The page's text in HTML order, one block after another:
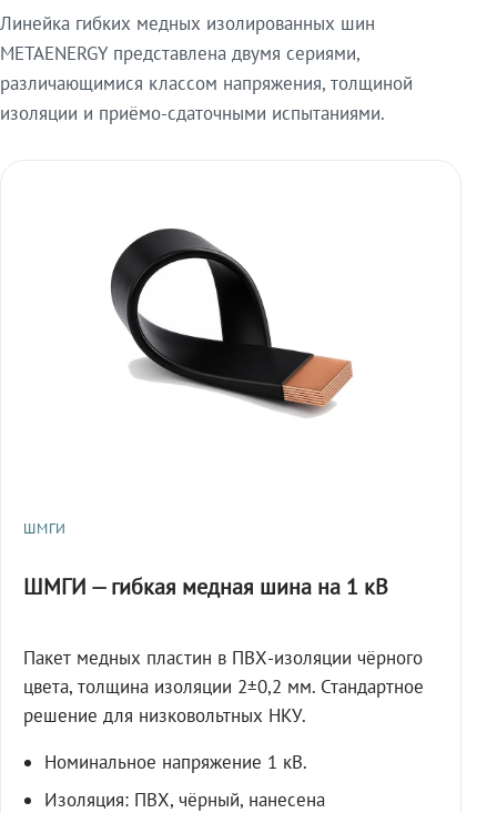
Линейка гибких медных изолированных шин
METAENERGY представлена двумя сериями,
различающимися классом напряжения, толщиной
изоляции и приёмо-сдаточными испытаниями.
ШМГИ
ШМГИ — гибкая медная шина на 1 кВ
Пакет медных пластин в ПВХ-изоляции чёрного
цвета, толщина изоляции 2±0,2 мм. Стандартное
решение для низковольтных НКУ.
Номинальное напряжение 1 кВ.
Изоляция: ПВХ, чёрный, нанесена